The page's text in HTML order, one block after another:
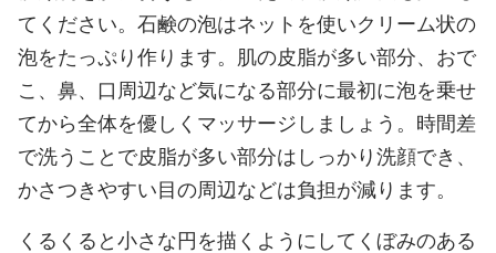
てください。石鹸の泡はネットを使いクリーム状の
泡をたっぷり作ります。肌の皮脂が多い部分、おで
こ、鼻、口周辺など気になる部分に最初に泡を乗せ
てから全体を優しくマッサージしましょう。時間差
で洗うことで皮脂が多い部分はしっかり洗顔でき、
かさつきやすい目の周辺などは負担が減ります。
くるくると小さな円を描くようにしてくぼみのある